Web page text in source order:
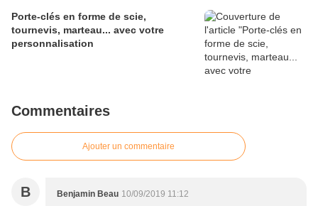
Porte-clés en forme de scie,
tournevis, marteau... avec votre
personnalisation
Commentaires
Ajouter un commentaire
B Benjamin Beau 10/09/2019 11:12